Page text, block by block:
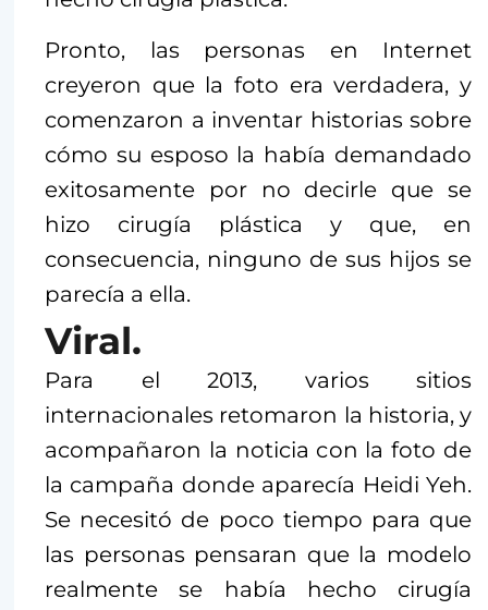
Pronto, las personas en Internet
creyeron que la foto era verdadera, y
comenzaron a inventar historias sobre
cómo su esposo la había demandado
exitosamente por no decirle que se
hizo cirugía plástica y que, en
consecuencia, ninguno de sus hijos se
parecía a ella.
Viral.
Para el 2013, varios sitios
internacionales retomaron la historia, y
acompañaron la noticia con la foto de
la campaña donde aparecía Heidi Yeh.
Se necesitó de poco tiempo para que
las personas pensaran que la modelo
realmente se había hecho cirugía